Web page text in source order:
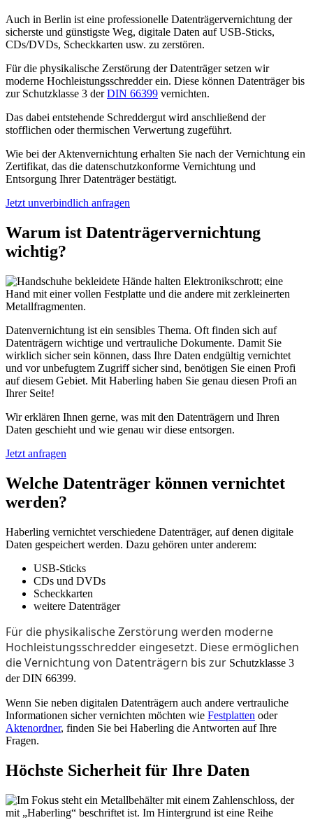
Auch in Berlin ist eine professionelle Datenträgervernichtung der
sicherste und günstigste Weg, digitale Daten auf USB-Sticks,
CDs/DVDs, Scheckkarten usw. zu zerstören.
Für die physikalische Zerstörung der Datenträger setzen wir
moderne Hochleistungsschredder ein. Diese können Datenträger bis
zur Schutzklasse 3 derDIN 66399 vernichten.
Das dabei entstehende Schreddergut wird anschließend der
stofflichen oder thermischen Verwertung zugeführt.
Wie bei der Aktenvernichtung erhalten Sie nach der Vernichtung ein
Zertifikat, das die datenschutzkonforme Vernichtung und
Entsorgung Ihrer Datenträger bestätigt.
Jetzt unverbindlich anfragen
Warum ist Datenträgervernichtung
wichtig?
Datenvernichtung ist ein sensibles Thema. Oft finden sich auf
Datenträgern wichtige und vertrauliche Dokumente. Damit Sie
wirklich sicher sein können, dass Ihre Daten endgültig vernichtet
und vor unbefugtem Zugriff sicher sind, benötigen Sie einen Profi
auf diesem Gebiet. Mit Haberling haben Sie genau diesen Profi an
Ihrer Seite!
Wir erklären Ihnen gerne, was mit den Datenträgern und Ihren
Daten geschieht und wie genau wir diese entsorgen.
Jetzt anfragen
Welche Datenträger können vernichtet
werden?
Haberling vernichtet verschiedene Datenträger, auf denen digitale
Daten gespeichert werden. Dazu gehören unter anderem:
USB-Sticks
CDs und DVDs
Scheckkarten
weitere Datenträger
Für die physikalische Zerstörung werden moderne
Hochleistungsschredder eingesetzt. Diese ermöglichen
die Vernichtung von Datenträgern bis zur Schutzklasse 3
der DIN 66399.
Wenn Sie neben digitalen Datenträgern auch andere vertrauliche
Informationen sicher vernichten möchten wie Festplatten oder
Aktenordner, finden Sie bei Haberling die Antworten auf Ihre
Fragen.
Höchste Sicherheit für Ihre Daten